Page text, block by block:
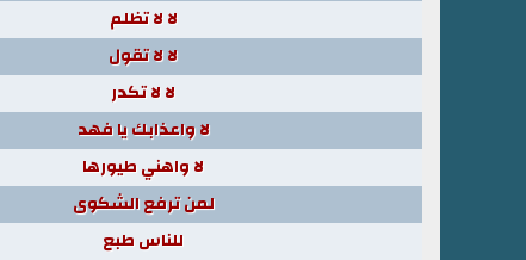
لا لا تظلم
لا لا تقول
لا لا تكدر
لا واعذابك يا فهد
لا واهني طيورها
لمن ترفع الشكوى
للناس طبع